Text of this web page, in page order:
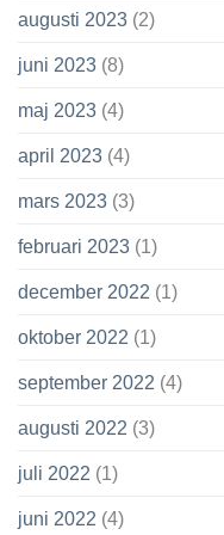
augusti 2023 (2)
juni 2023 (8)
maj 2023 (4)
april 2023 (4)
mars 2023 (3)
februari 2023 (1)
december 2022 (1)
oktober 2022 (1)
september 2022 (4)
augusti 2022 (3)
juli 2022 (1)
juni 2022 (4)